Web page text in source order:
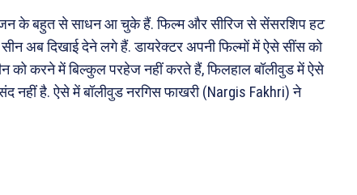
के बहुत से साधन आ चुके हैं. फिल्म और सीरिज से सेंसरशिप हट
अब दिखाई देने लगे हैं. डायरेक्टर अपनी फिल्मों में ऐसे सींस को
को करने में बिल्कुल परहेज नहीं करते हैं, फिलहाल बॉलीवुड में ऐसे
नहीं है. ऐसे में बॉलीवुड नरगिस फाखरी (Nargis Fakhri) ने